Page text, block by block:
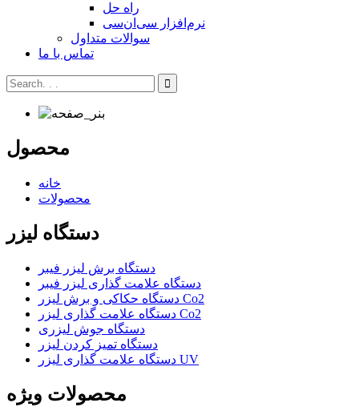
راه حل
نرم‌افزار سی‌ان‌سی
سوالات متداول
تماس با ما
محصول
خانه
محصولات
دستگاه لیزر
دستگاه برش لیزر فیبر
دستگاه علامت گذاری لیزر فیبر
دستگاه حکاکی و برش لیزر Co2
دستگاه علامت گذاری لیزر Co2
دستگاه جوش لیزری
دستگاه تمیز کردن لیزر
دستگاه علامت گذاری لیزر UV
محصولات ویژه